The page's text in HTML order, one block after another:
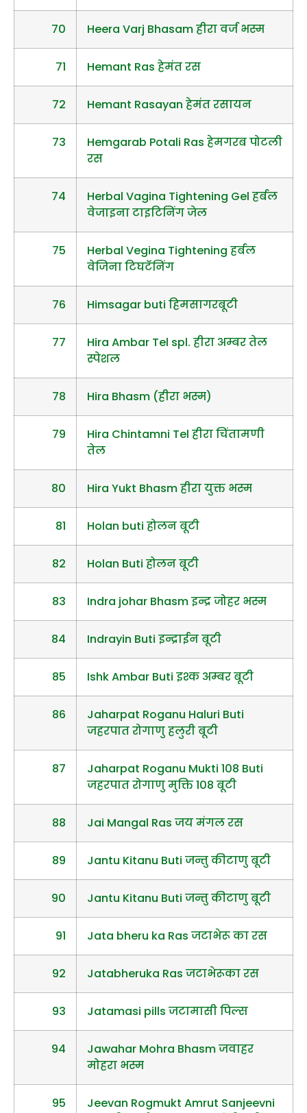
70 Heera Varj Bhasam हीरा वर्ज भस्म
71 Hemant Ras हेमंत रस
72 Hemant Rasayan हेमंत रसायन
73
Hemgarab Potali Ras हेमगरब पोटली
रस
74
Herbal Vagina Tightening Gel हर्बल
वेजाइना टाइटिनिंग जेल
75
Herbal Vegina Tightening हर्बल
वेजिना टिघटॅनिंग
76 Himsagar buti हिमसागरबूटी
77
Hira Ambar Tel spl. हीरा अम्बर तेल
स्पेशल
78 Hira Bhasm (हीरा भस्म)
79
Hira Chintamni Tel हीरा चिंतामणी
तेल
80 Hira Yukt Bhasm हीरा युक्त भस्म
81 Holan buti होलन बूटी
82 Holan Buti होलन बूटी
83 Indra johar Bhasm इन्द्र जोहर भस्म
84 Indrayin Buti इन्द्राईन बूटी
85 Ishk Ambar Buti इश्क अम्बर बूटी
86
Jaharpat Roganu Haluri Buti
जहरपात रोगाणु हलुरी बूटी
87
Jaharpat Roganu Mukti 108 Buti
जहरपात रोगाणु मुक्ति 108 बूटी
88 Jai Mangal Ras जय मंगल रस
89 Jantu Kitanu Buti जन्तु कीटाणु बूटी
90 Jantu Kitanu Buti जन्तु कीटाणु बूटी
91 Jata bheru ka Ras जटाभेरू का रस
92 Jatabheruka Ras जटाभेरूका रस
93 Jatamasi pills जटामासी पिल्स
94
Jawahar Mohra Bhasm जवाहर
मोहरा भस्म
95
Jeevan Rogmukt Amrut Sanjeevni